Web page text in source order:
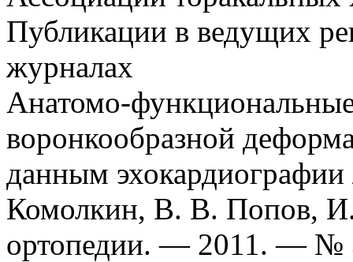
Публикации в ведущих
журналах
Анатомо-
воронкообразной
данным
Комолкин, В. В. Попов,
ортопедии. — 2011. —